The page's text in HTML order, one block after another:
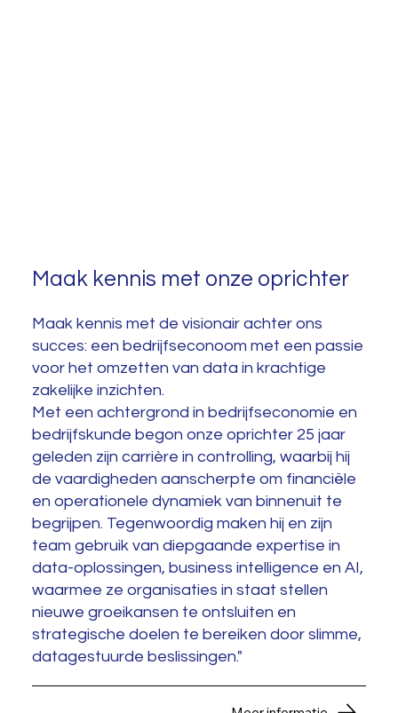
Maak kennis met onze oprichter
Maak kennis met de visionair achter ons
succes: een bedrijfseconoom met een passie
voor het omzetten van data in krachtige
zakelijke inzichten.
Met een achtergrond in bedrijfseconomie en
bedrijfskunde begon onze oprichter 25 jaar
geleden zijn carrière in controlling, waarbij hij
de vaardigheden aanscherpte om financiële
en operationele dynamiek van binnenuit te
begrijpen. Tegenwoordig maken hij en zijn
team gebruik van diepgaande expertise in
data-oplossingen, business intelligence en AI,
waarmee ze organisaties in staat stellen
nieuwe groeikansen te ontsluiten en
strategische doelen te bereiken door slimme,
datagestuurde beslissingen."